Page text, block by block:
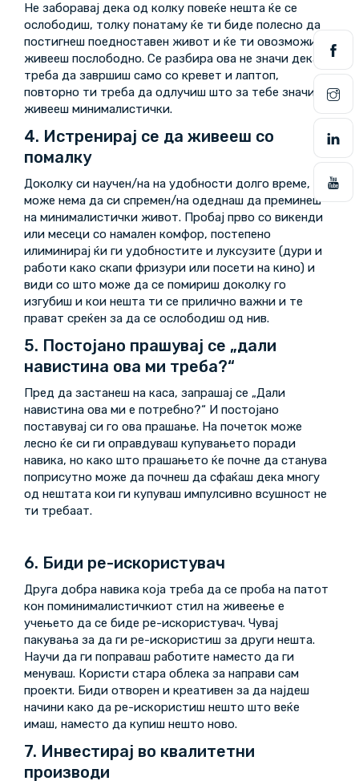
Не заборавај дека од колку повеќе нешта ќе се
ослободиш, толку понатаму ќе ти биде полесно да
постигнеш поедноставен живот и ќе ти овозможи да
живееш послободно. Се разбира ова не значи дека
треба да завршиш само со кревет и лаптоп,
повторно ти треба да одлучиш што за тебе значи да
живееш минималистички.
4. Истренирај се да живееш со
помалку
Доколку си научен/на на удобности долго време,
може нема да си спремен/на одеднаш да преминеш
на минималистички живот. Пробај прво со викенди
или месеци со намален комфор, постепено
илиминирај ќи ги удобностите и луксузите (дури и
работи како скапи фризури или посети на кино) и
види со што може да се помириш доколку го
изгубиш и кои нешта ти се прилично важни и те
прават среќен за да се ослободиш од нив.
5. Постојано прашувај се „дали
навистина ова ми треба?“
Пред да застанеш на каса, запрашај се „Дали
навистина ова ми е потребно?“ И постојано
поставувај си го ова прашање. На почеток може
лесно ќе си ги оправдуваш купувањето поради
навика, но како што прашањето ќе почне да станува
поприсутно може да почнеш да сфаќаш дека многу
од нештата кои ги купуваш импулсивно всушност не
ти требаат.
6. Биди ре-искористувач
Друга добра навика која треба да се проба на патот
кон поминималистичкиот стил на живеење е
учењето да се биде ре-искористувач. Чувај
пакувања за да ги ре-искористиш за други нешта.
Научи да ги поправаш работите наместо да ги
менуваш. Користи стара облека за направи сам
проекти. Биди отворен и креативен за да најдеш
начини како да ре-искористиш нешто што веќе
имаш, наместо да купиш нешто ново.
7. Инвестирај во квалитетни
производи